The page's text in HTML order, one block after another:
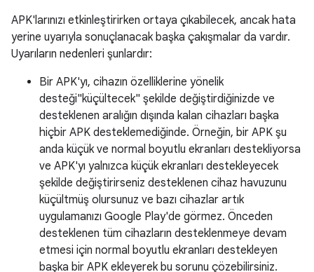
APK'larınızı etkinleştirirken ortaya çıkabilecek, ancak hata
yerine uyarıyla sonuçlanacak başka çakışmalar da vardır.
Uyarıların nedenleri şunlardır:
Bir APK'yı, cihazın özelliklerine yönelik
desteği"küçültecek" şekilde değiştirdiğinizde ve
desteklenen aralığın dışında kalan cihazları başka
hiçbir APK desteklemediğinde. Örneğin, bir APK şu
anda küçük ve normal boyutlu ekranları destekliyorsa
ve APK'yı yalnızca küçük ekranları destekleyecek
şekilde değiştirirseniz desteklenen cihaz havuzunu
küçültmüş olursunuz ve bazı cihazlar artık
uygulamanızı Google Play'de görmez. Önceden
desteklenen tüm cihazların desteklenmeye devam
etmesi için normal boyutlu ekranları destekleyen
başka bir APK ekleyerek bu sorunu çözebilirsiniz.